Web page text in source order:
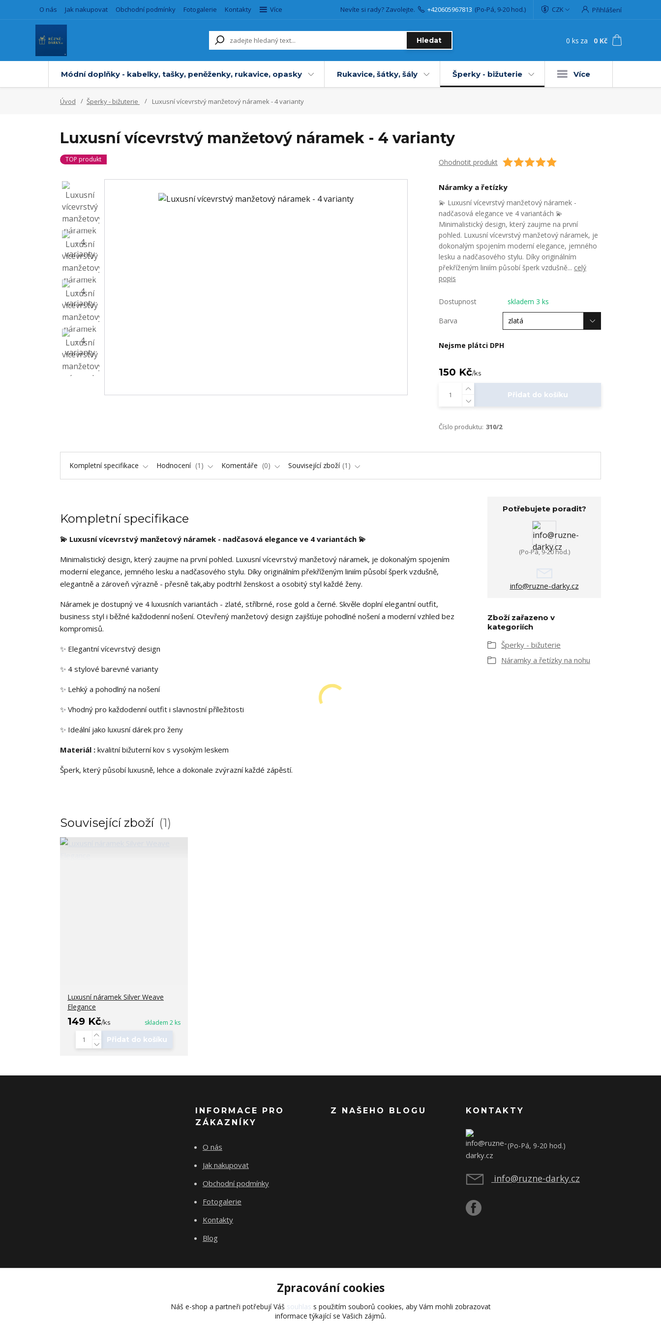
O nás Jak nakupovat Obchodní podmínky Fotogalerie Kontakty Více CZK Přihlášení
Hledat
Nevíte si rady? Zavolejte. +420605967813 (Po-Pá, 9-20 hod.)
0 ks za 0 Kč
Módní doplňky - kabelky, tašky, peněženky, rukavice, opasky Rukavice, šátky, šály Šperky - bižuterie Více
Úvod Šperky - bižuterie Luxusní vícevrstvý manžetový náramek - 4 varianty
Luxusní vícevrstvý manžetový náramek - 4 varianty
TOP produkt Ohodnotit produkt
Náramky a řetízky
💫 Luxusní vícevrstvý manžetový náramek -
nadčasová elegance ve 4 variantách 💫
Minimalistický design, který zaujme na první
pohled. Luxusní vícevrstvý manžetový náramek, je
dokonalým spojením moderní elegance, jemného
lesku a nadčasového stylu. Díky originálním
překříženým liniím působí šperk vzdušně... celý
popis
Dostupnost skladem 3 ks
Barva
Nejsme plátci DPH
150 Kč/ks
Přidat do košíku
Číslo produktu: 310/2
Kompletní specifikace Hodnocení 1 Komentáře 0 Související zboží 1
Kompletní specifikace
💫 Luxusní vícevrstvý manžetový náramek - nadčasová elegance ve 4 variantách 💫
Minimalistický design, který zaujme na první pohled. Luxusní vícevrstvý manžetový náramek, je dokonalým spojením
moderní elegance, jemného lesku a nadčasového stylu. Díky originálním překříženým liniím působí šperk vzdušně,
elegantně a zároveň výrazně - přesně tak,aby podtrhl ženskost a osobitý styl každé ženy.
Náramek je dostupný ve 4 luxusních variantách - zlaté, stříbrné, rose gold a černé. Skvěle doplní elegantní outfit,
business styl i běžné každodenní nošení. Otevřený manžetový design zajišťuje pohodlné nošení a moderní vzhled bez
kompromisů.
✨ Elegantní vícevrstvý design
✨ 4 stylové barevné varianty
✨ Lehký a pohodlný na nošení
✨ Vhodný pro každodenní outfit i slavnostní příležitosti
✨ Ideální jako luxusní dárek pro ženy
Materiál : kvalitní bižuterní kov s vysokým leskem
Šperk, který působí luxusně, lehce a dokonale zvýrazní každé zápěstí.
Potřebujete poradit?
(Po-Pá, 9-20 hod.)
info@ruzne-darky.cz
Zboží zařazeno v
kategoriích
Šperky - bižuterie
Náramky a řetízky na nohu
Související zboží 1
Luxusní náramek Silver Weave
Elegance
149 Kč/ks skladem 2 ks
Přidat do košíku
INFORMACE PRO
ZÁKAZNÍKY
O nás
Jak nakupovat
Obchodní podmínky
Fotogalerie
Kontakty
Blog
Z NAŠEHO BLOGU KONTAKTY
(Po-Pá, 9-20 hod.)
info@ruzne-darky.cz
Vytvořeno na Eshop-rychle.cz
Zpracování cookies
Náš e-shop a partneři potřebují Váš souhlas s použitím souborů cookies, aby Vám mohli zobrazovat
informace týkající se Vašich zájmů.